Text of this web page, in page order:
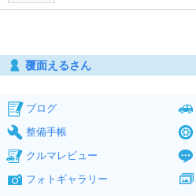
覆面えるさん
ブログ
整備手帳
クルマレビュー
フォトギャラリー